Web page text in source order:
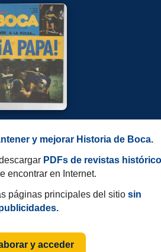
y mejorar Historia de Boca.
PDFs de revistas
encontrar en Internet.
páginas principales del sitio sin
y acceder